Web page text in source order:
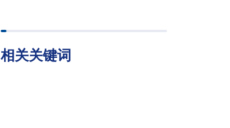
相关关键词